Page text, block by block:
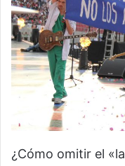
¿Cómo omitir el